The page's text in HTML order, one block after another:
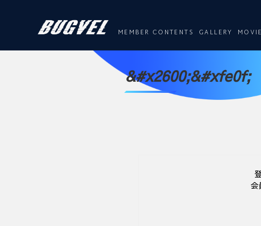
MEMBER CONTENTS GALLERY MOVIE
&#x2600;&#xfe0f;
会